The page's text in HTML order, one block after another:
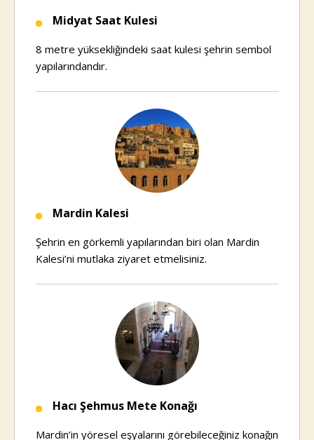
Midyat Saat Kulesi
8 metre yüksekliğindeki saat kulesi şehrin sembol
yapılarındandır.
Mardin Kalesi
Şehrin en görkemli yapılarından biri olan Mardin
Kalesi’ni mutlaka ziyaret etmelisiniz.
Hacı Şehmus Mete Konağı
Mardin’in yöresel eşyalarını görebileceğiniz konağın